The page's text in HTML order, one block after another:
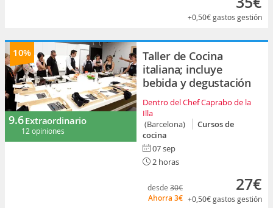
+0,50€gastos gestión
10%
9.6Extraordinario
12 opiniones
Taller de Cocina
italiana; incluye
bebida y degustación
Dentro del Chef Caprabo de la
Illa
(Barcelona)
Cursos de
cocina
07 sep
2 horas
desde 30€
Ahorra 3€
27€
+0,50€gastos gestión